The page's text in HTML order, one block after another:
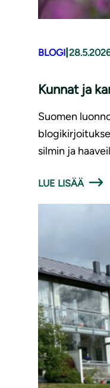
BLOGI
Kunnat ja
Suomen
silmin ja
LUE LISÄÄ